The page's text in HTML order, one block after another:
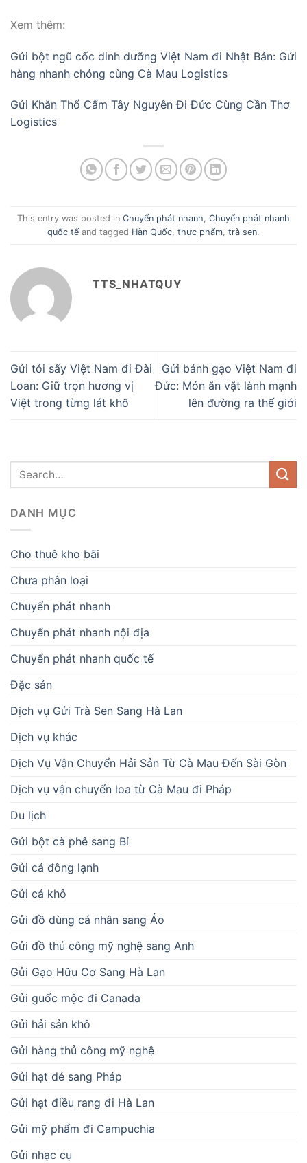
Xem thêm:
Gửi bột ngũ cốc dinh dưỡng Việt Nam đi Nhật Bản: Gửi
hàng nhanh chóng cùng Cà Mau Logistics
Gửi Khăn Thổ Cẩm Tây Nguyên Đi Đức Cùng Cần Thơ
Logistics
This entry was posted in Chuyển phát nhanh Chuyển phát nhanh
quốc tếand tagged Hàn Quốc thực phẩm trà sen.
TTS_NHATQUY
Gửi tỏi sấy Việt Nam đi Đài
Loan: Giữ trọn hương vị
Việt trong từng lát khô
Gửi bánh gạo Việt Nam đi
Đức: Món ăn vặt lành mạnh
lên đường ra thế giới
DANH MỤC
Cho thuê kho bãi
Chưa phân loại
Chuyển phát nhanh
Chuyển phát nhanh nội địa
Chuyển phát nhanh quốc tế
Đặc sản
Dịch vụ Gửi Trà Sen Sang Hà Lan
Dịch vụ khác
Dịch Vụ Vận Chuyển Hải Sản Từ Cà Mau Đến Sài Gòn
Dịch vụ vận chuyển loa từ Cà Mau đi Pháp
Du lịch
Gửi bột cà phê sang Bỉ
Gửi cá đông lạnh
Gửi cá khô
Gửi đồ dùng cá nhân sang Áo
Gửi đồ thủ công mỹ nghệ sang Anh
Gửi Gạo Hữu Cơ Sang Hà Lan
Gửi guốc mộc đi Canada
Gửi hải sản khô
Gửi hàng thủ công mỹ nghệ
Gửi hạt dẻ sang Pháp
Gửi hạt điều rang đi Hà Lan
Gửi mỹ phẩm đi Campuchia
Gửi nhạc cụ